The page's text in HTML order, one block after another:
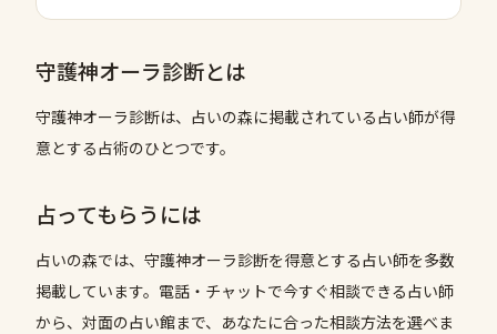
守護神オーラ診断とは
守護神オーラ診断は、占いの森に掲載されている占い師が得
意とする占術のひとつです。
占ってもらうには
占いの森では、 守護神オーラ診断を得意とする占い師を多数
掲載しています。電話・チャットで今すぐ相談できる占い師
から、対面の占い館まで、あなたに合った相談方法を選べま